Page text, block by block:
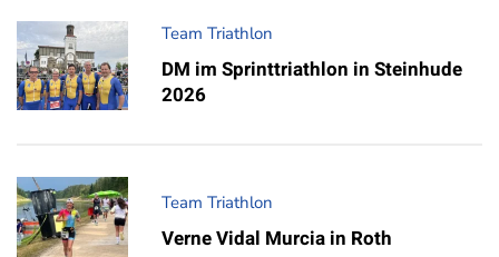
Team Triathlon
DM im Sprinttriathlon in Steinhude
2026
Team Triathlon
Verne Vidal Murcia in Roth